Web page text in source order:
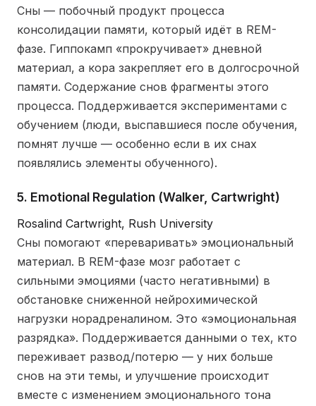
Сны — побочный продукт процесса
консолидации памяти, который идёт в REM-
фазе. Гиппокамп «прокручивает» дневной
материал, а кора закрепляет его в долгосрочной
памяти. Содержание снов фрагменты этого
процесса. Поддерживается экспериментами с
обучением (люди, выспавшиеся после обучения,
помнят лучше — особенно если в их снах
появлялись элементы обученного).
5. Emotional Regulation (Walker, Cartwright)
Rosalind Cartwright, Rush University
Сны помогают «переваривать» эмоциональный
материал. В REM-фазе мозг работает с
сильными эмоциями (часто негативными) в
обстановке сниженной нейрохимической
нагрузки норадреналином. Это «эмоциональная
разрядка». Поддерживается данными о тех, кто
переживает развод/потерю — у них больше
снов на эти темы, и улучшение происходит
вместе с изменением эмоционального тона